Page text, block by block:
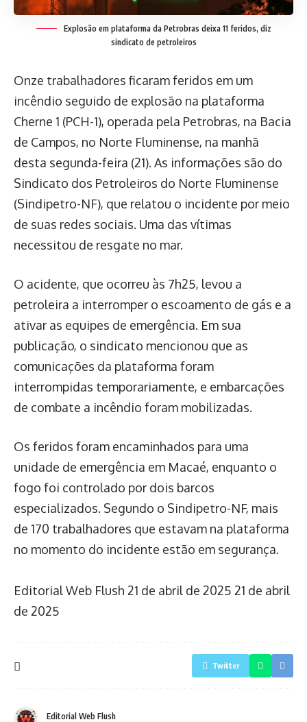
Explosão em plataforma da Petrobras deixa 11 feridos, diz
sindicato de petroleiros
Onze trabalhadores ficaram feridos em um
incêndio seguido de explosão na plataforma
Cherne 1 (PCH-1), operada pela Petrobras, na Bacia
de Campos, no Norte Fluminense, na manhã
desta segunda-feira (21). As informações são do
Sindicato dos Petroleiros do Norte Fluminense
(Sindipetro-NF), que relatou o incidente por meio
de suas redes sociais. Uma das vítimas
necessitou de resgate no mar.
O acidente, que ocorreu às 7h25, levou a
petroleira a interromper o escoamento de gás e a
ativar as equipes de emergência. Em sua
publicação, o sindicato mencionou que as
comunicações da plataforma foram
interrompidas temporariamente, e embarcações
de combate a incêndio foram mobilizadas.
Os feridos foram encaminhados para uma
unidade de emergência em Macaé, enquanto o
fogo foi controlado por dois barcos
especializados. Segundo o Sindipetro-NF, mais
de 170 trabalhadores que estavam na plataforma
no momento do incidente estão em segurança.
Editorial Web Flush 21 de abril de 2025 21 de abril
de 2025
Twitter
Editorial Web Flush